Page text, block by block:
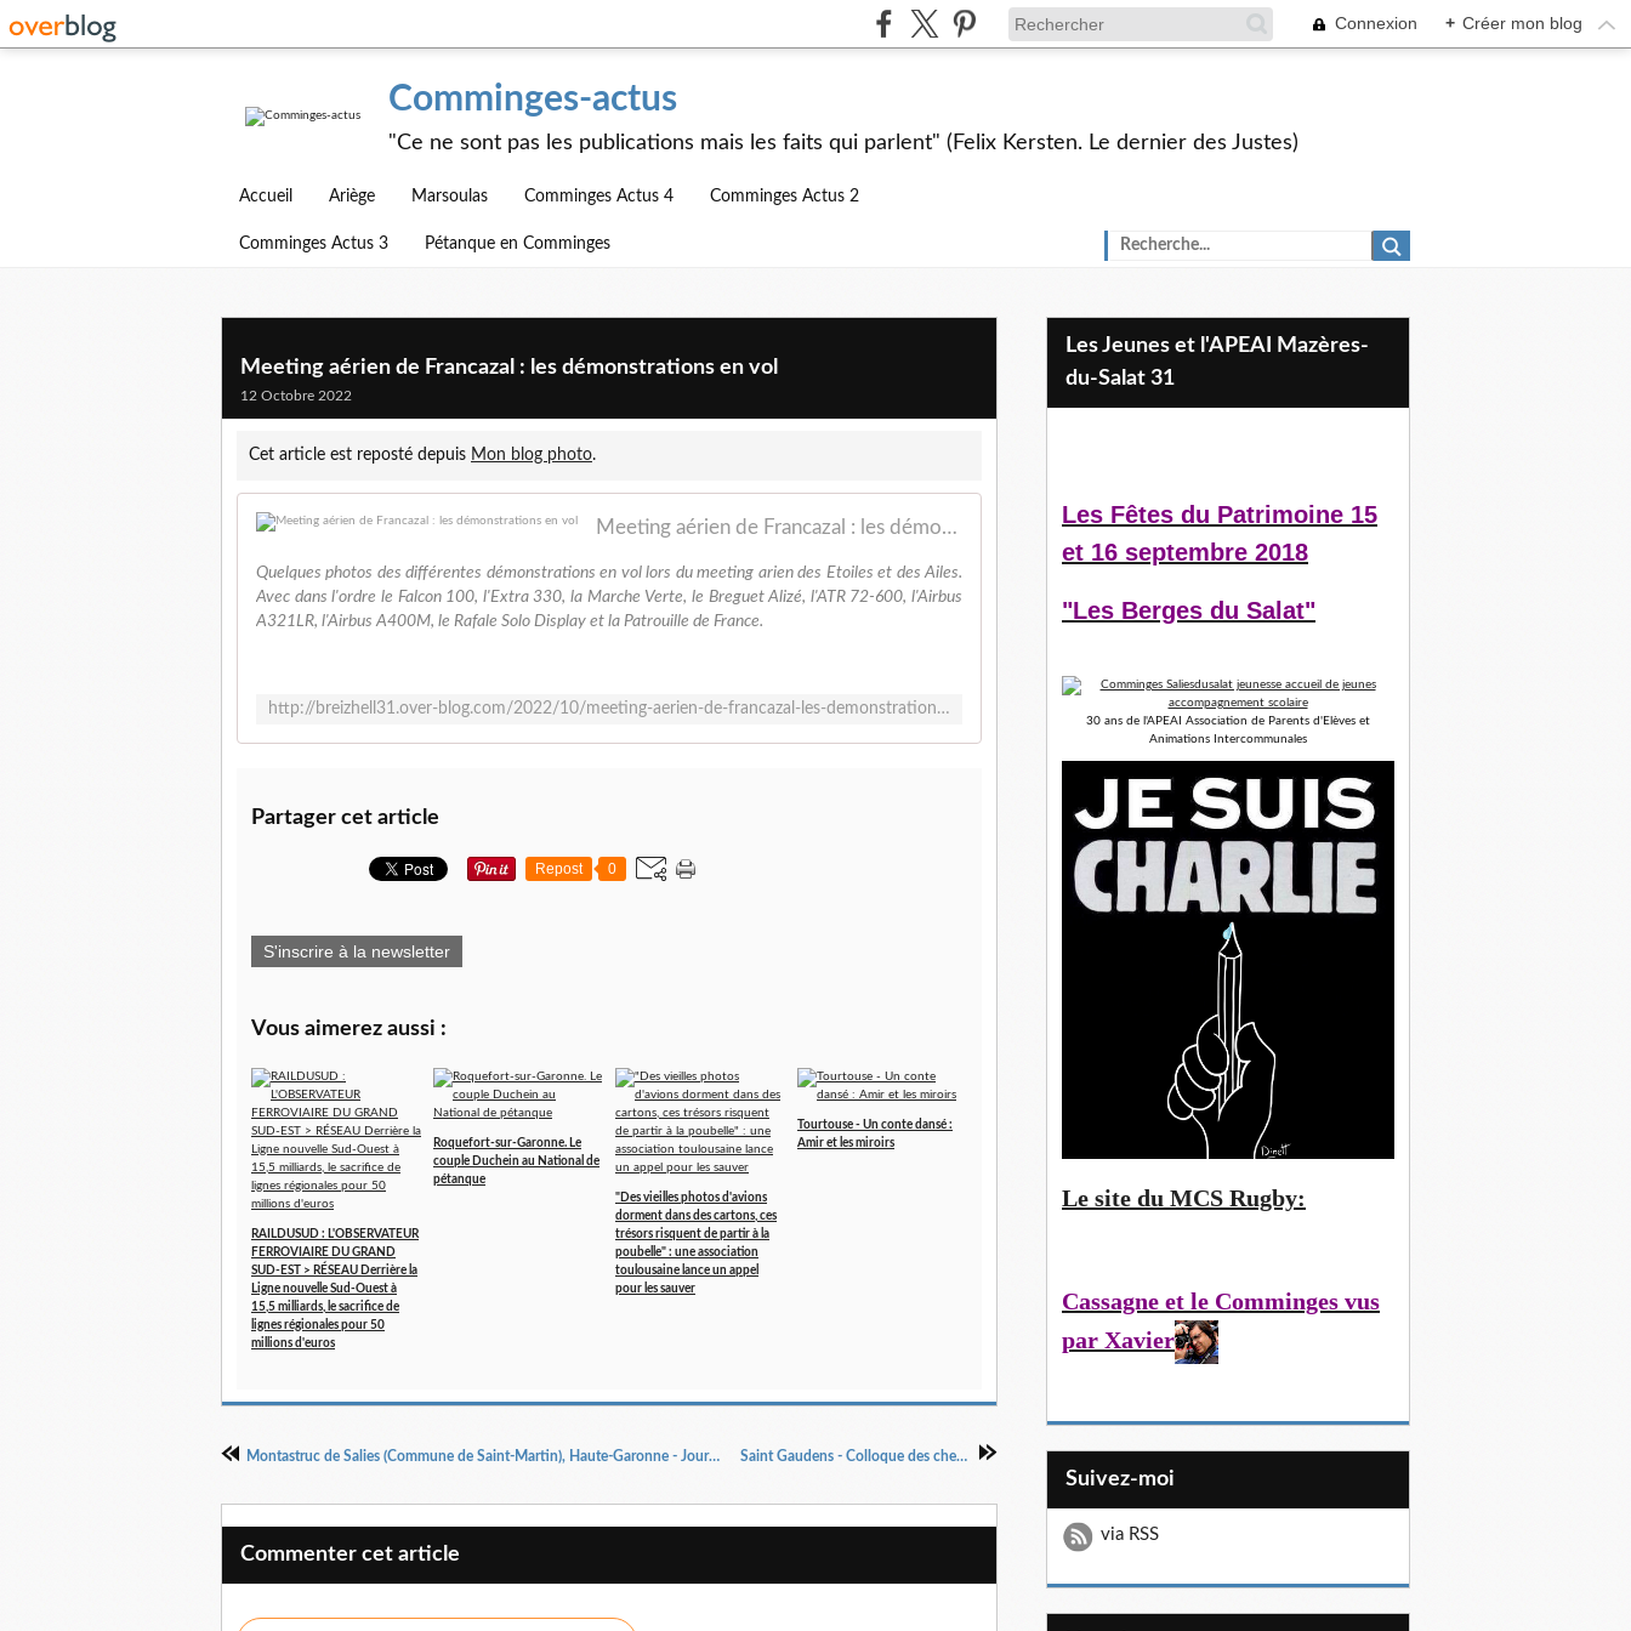
Connexion + Créer mon blog
Comminges-actus
"Ce ne sont pas les publications mais les faits qui parlent" (Felix Kersten. Le dernier des Justes)
Accueil Ariège Marsoulas Comminges Actus 4 Comminges Actus 2
Comminges Actus 3 Pétanque en Comminges
Meeting aérien de Francazal : les démonstrations en vol
12 Octobre 2022
Cet article est reposté depuis Mon blog photo.
Meeting aérien de Francazal : les démonstrations en vol
Quelques photos des différentes démonstrations en vol lors du meeting arien des Etoiles et des Ailes.
Avec dans l'ordre le Falcon 100, l'Extra 330, la Marche Verte, le Breguet Alizé, l'ATR 72-600, l'Airbus
A321LR, l'Airbus A400M, le Rafale Solo Display et la Patrouille de France.
http://breizhell31.over-blog.com/2022/10/meeting-aerien-de-francazal-les-demonstrations-en-vol.html
Partager cet article
Repost 0
S'inscrire à la newsletter
Vous aimerez aussi :
RAILDUSUD : L'OBSERVATEUR
FERROVIAIRE DU GRAND
SUD-EST > RÉSEAU Derrière la
Ligne nouvelle Sud-Ouest à
15,5 milliards, le sacrifice de
lignes régionales pour 50
millions d'euros
Roquefort-sur-Garonne. Le
couple Duchein au National de
pétanque
"Des vieilles photos d'avions
dorment dans des cartons, ces
trésors risquent de partir à la
poubelle" : une association
toulousaine lance un appel
pour les sauver
Tourtouse - Un conte dansé :
Amir et les miroirs
Montastruc de Salies (Commune de Saint-Martin), Haute-Garonne - Journées nationales de l'architecture Saint Gaudens - Colloque des chemins de la Liberté
Commenter cet article
Les Jeunes et l'APEAI Mazères-
du-Salat 31
Les Fêtes du Patrimoine 15
et 16 septembre 2018
"Les Berges du Salat"
30 ans de l'APEAI Association de Parents d'Elèves et
Animations Intercommunales
Le site du MCS Rugby:
Cassagne et le Comminges vus
par Xavier
Suivez-moi
via RSS